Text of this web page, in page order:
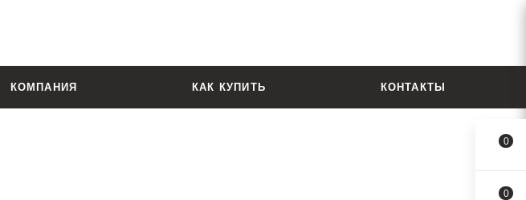
КОМПАНИЯ КАК КУПИТЬ КОНТАКТЫ
0
0